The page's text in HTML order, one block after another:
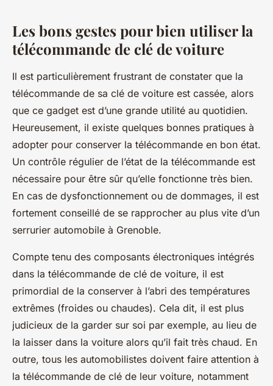
Les bons gestes pour bien utiliser la
télécommande de clé de voiture
Il est particulièrement frustrant de constater que la
télécommande de sa clé de voiture est cassée, alors
que ce gadget est d’une grande utilité au quotidien.
Heureusement, il existe quelques bonnes pratiques à
adopter pour conserver la télécommande en bon état.
Un contrôle régulier de l’état de la télécommande est
nécessaire pour être sûr qu’elle fonctionne très bien.
En cas de dysfonctionnement ou de dommages, il est
fortement conseillé de se rapprocher au plus vite d’un
serrurier automobile à Grenoble.
Compte tenu des composants électroniques intégrés
dans la télécommande de clé de voiture, il est
primordial de la conserver à l’abri des températures
extrêmes (froides ou chaudes). Cela dit, il est plus
judicieux de la garder sur soi par exemple, au lieu de
la laisser dans la voiture alors qu’il fait très chaud. En
outre, tous les automobilistes doivent faire attention à
la télécommande de clé de leur voiture, notamment